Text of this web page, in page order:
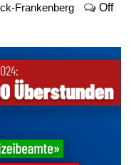
Frankenberg Off